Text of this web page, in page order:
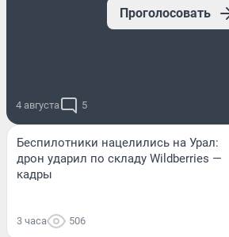
Проголосовать
4 августа 5
Беспилотники нацелились на Урал:
дрон ударил по складу Wildberries —
кадры
3 часа 506